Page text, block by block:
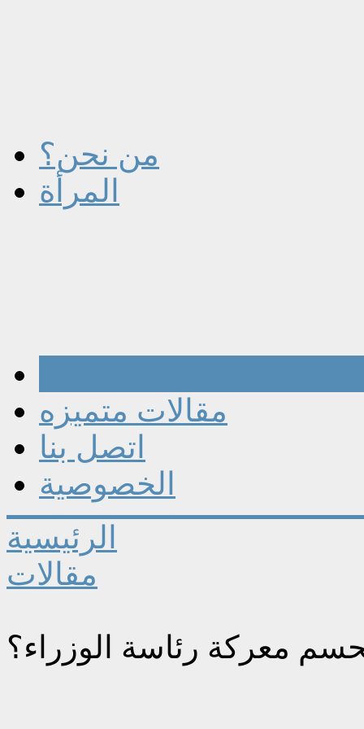
من نحن؟
المرأة
مقالات متميزه
اتصل بنا
الخصوصية
الرئيسية
مقالات
معركة رئاسة الوزراء؟